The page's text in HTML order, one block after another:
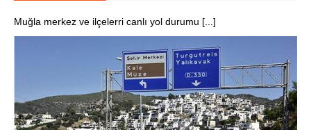
Muğla merkez ve ilçelerri canlı yol durumu [...]